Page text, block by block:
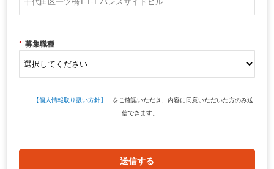
* 募集職種
【個人情報取り扱い方針】
をご確認いただき、内容に同意いただいた方のみ送
信できます。
送信する